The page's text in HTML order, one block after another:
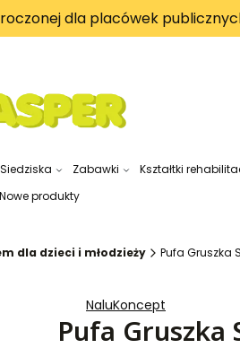
dla placówek
Siedziska Zabawki Kształtki
Nowe produkty
dla dzieci i młodzieży Pufa Gruszka
NaluKoncept
Pufa Gruszka